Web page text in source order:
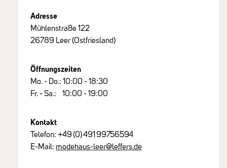
Adresse
Mühlenstraße 122
26789 Leer (Ostfriesland)
Öffnungszeiten
Mo. - Do.: 10:00 - 18:30
Fr. - Sa.: 10:00 - 19:00
Kontakt
Telefon: +49(0)491 99756594
E-Mail: modehaus-leer@leffers.de